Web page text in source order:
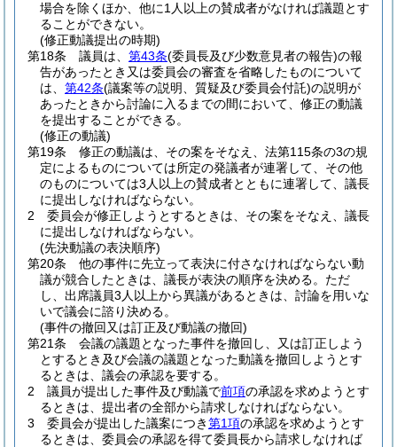
場合を除くほか、他に1人以上の賛成者がなければ議題とす
ることができない。
(修正動議提出の時期)
第18条
議員は、 第43条(委員長及び少数意見者の報告)の報
告があったとき又は委員会の審査を省略したものについて
は、 第42条(議案等の説明、質疑及び委員会付託)の説明が
あったときから討論に入るまでの間において、修正の動議
を提出することができる。
(修正の動議)
第19条
修正の動議は、その案をそなえ、法第115条の3の規
定によるものについては所定の発議者が連署して、その他
のものについては3人以上の賛成者とともに連署して、議長
に提出しなければならない。
2
委員会が修正しようとするときは、その案をそなえ、議長
に提出しなければならない。
(先決動議の表決順序)
第20条
他の事件に先立って表決に付さなければならない動
議が競合したときは、議長が表決の順序を決める。 ただ
し、出席議員3人以上から異議があるときは、討論を用いな
いで議会に諮り決める。
(事件の撤回又は訂正及び動議の撤回)
第21条
会議の議題となった事件を撤回し、又は訂正しよう
とするとき及び会議の議題となった動議を撤回しようとす
るときは、議会の承認を要する。
2
議員が提出した事件及び動議で前項の承認を求めようとす
るときは、提出者の全部から請求しなければならない。
3
委員会が提出した議案につき第1項の承認を求めようとす
るときは、委員会の承認を得て委員長から請求しなければ